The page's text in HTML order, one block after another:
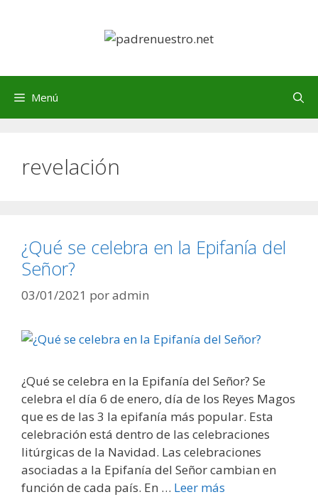
Menú
revelación
¿Qué se celebra en la Epifanía del
Señor?
03/01/2021 poradmin
¿Qué se celebra en la Epifanía del Señor? Se
celebra el día 6 de enero, día de los Reyes Magos
que es de las 3 la epifanía más popular. Esta
celebración está dentro de las celebraciones
litúrgicas de la Navidad. Las celebraciones
asociadas a la Epifanía del Señor cambian en
función de cada país. En … Leer más